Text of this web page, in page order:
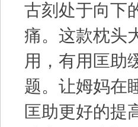
古刻处于向下
痛。这款枕头
用，有用匡助
题。让姆妈在
匡助更好的提